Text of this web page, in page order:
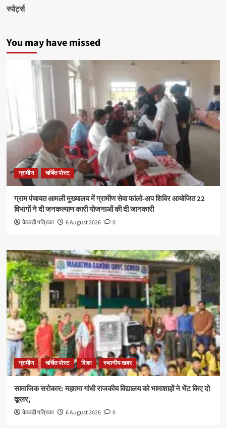
स्पोर्ट्स
You may have missed
ग्रामीण चर्चित पोस्ट
ग्राम पंचायत आमली मुख्यालय में ग्रामीण सेवा फांलो-अप शिविर आयोजित 22
विभागों ने दी जनकल्याण कारी योजनाओं की दी जानकारी
केकड़ी पत्रिका 6 August 2026 0
ग्रामीण चर्चित पोस्ट शिक्षा स्थानीय खबर
सामाजिक सरोकार: महात्मा गांधी राजकीय विद्यालय को भामाशाहों ने भेंट किए दो
कूलर,
केकड़ी पत्रिका 6 August 2026 0